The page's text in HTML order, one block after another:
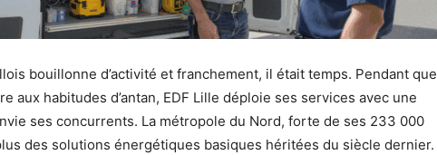
bouillonne d’activité et franchement, il était temps. Pendant que
aux habitudes d’antan, EDF Lille déploie ses services avec une
ses concurrents. La métropole du Nord, forte de ses 233 000
des solutions énergétiques basiques héritées du siècle dernier.